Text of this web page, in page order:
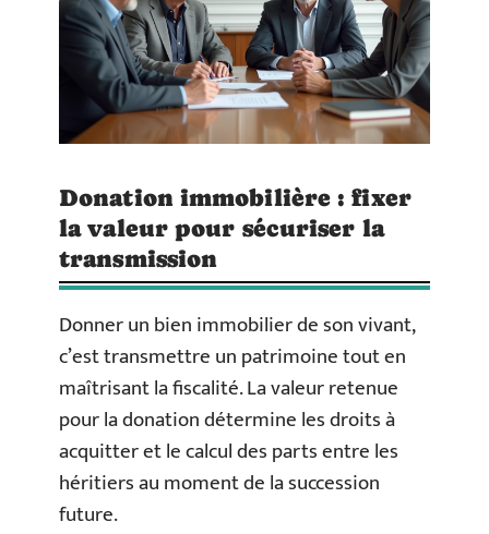
Donation immobilière : fixer
la valeur pour sécuriser la
transmission
Donner un bien immobilier de son vivant,
c’est transmettre un patrimoine tout en
maîtrisant la fiscalité. La valeur retenue
pour la donation détermine les droits à
acquitter et le calcul des parts entre les
héritiers au moment de la succession
future.